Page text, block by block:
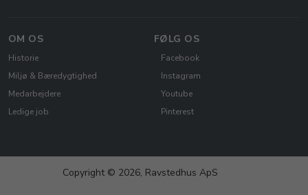
OM OS
Historie
Miljø & Bæredygtighed
Medarbejdere
Ledige job
FØLG OS
Facebook
Instagram
Youtube
Pinterest
Copyright © 2026, Ravstedhus ApS